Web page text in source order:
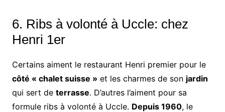
6. Ribs à volonté à Uccle: chez
Henri 1er
Certains aiment le restaurant Henri premier pour le
côté « chalet suisse » et les charmes de son jardin
qui sert de terrasse. D’autres l’aiment pour sa
formule ribs à volonté à Uccle. Depuis 1960, le